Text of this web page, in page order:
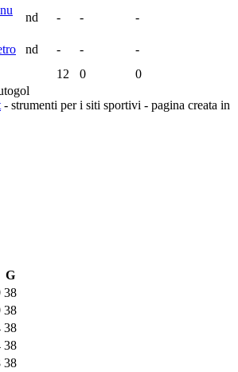
nd - - -
nd - -
-
12
0
0
- strumenti per i siti sportivi - pagina creata in
G
38
38
38
38
38